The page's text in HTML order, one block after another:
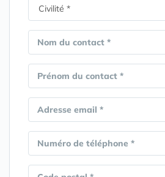
Nom du contact *
Prénom du contact *
Adresse email *
Numéro de téléphone *